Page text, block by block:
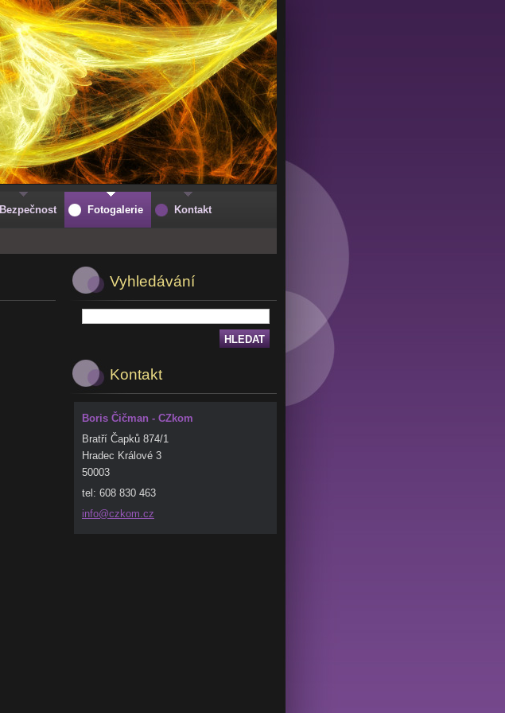
Vyhledávání
Kontakt
Boris Čičman - CZkom
Bratří Čapků 874/1
Hradec Králové 3
50003
tel: 608 830 463
info@czkom.cz
Bezpečnost Fotogalerie Kontakt